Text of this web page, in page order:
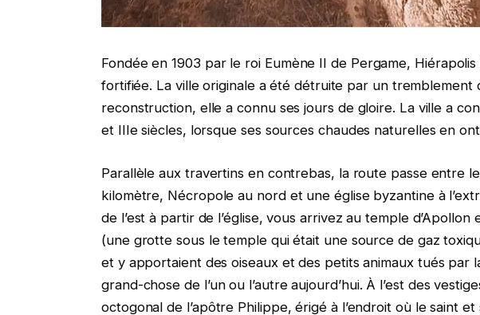
Fondée en 1903 par le roi Eumène II de Pergame,
fortifiée. La ville originale a été détruite par un
reconstruction, elle a connu ses jours de gloire. La ville a
et IIIe siècles, lorsque ses sources chaudes naturelles en
Parallèle aux travertins en contrebas, la route passe entre
kilomètre, Nécropole au nord et une église byzantine à
de l’est à partir de l’église, vous arrivez au temple
(une grotte sous le temple qui était une source de gaz
et y apportaient des oiseaux et des petits animaux tués par
grand-chose de l’un ou l’autre aujourd’hui. À l’est des
octogonal de l’apôtre Philippe, érigé à l’endroit où le saint